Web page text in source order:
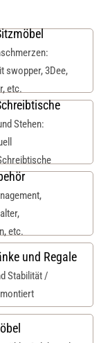
swopper, 3Dee,
etc.
Stehen:
etc.
und Regale
Stabilität /